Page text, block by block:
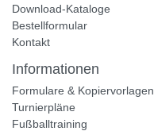
Download-Kataloge
Bestellformular
Kontakt
Informationen
Formulare & Kopiervorlagen
Turnierpläne
Fußballtraining